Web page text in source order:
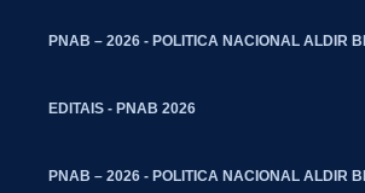
PNAB – 2026 - POLITICA NACIONAL ALDIR
EDITAIS - PNAB 2026
PNAB – 2026 - POLITICA NACIONAL ALDIR